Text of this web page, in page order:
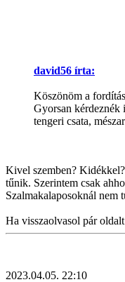
david56 írta:
Köszönöm a
Gyorsan kérdeznék
tengeri csata,
Kivel szemben?
tűnik. Szerintem csak
Szalmakalaposoknál nem
Ha visszaolvasol pár
2023.04.05. 22:10